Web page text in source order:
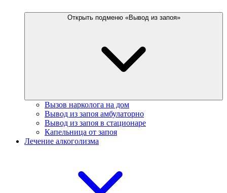
Открыть подменю «Вывод из запоя»
Вызов нарколога на дом
Вывод из запоя амбулаторно
Вывод из запоя в стационаре
Капельница от запоя
Лечение алкоголизма